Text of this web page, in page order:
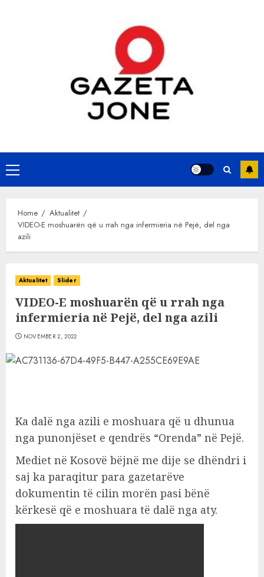
Primary
Menu
Home
Aktualitet
VIDEO-E moshuarën që u rrah nga infermieria në Pejë, del nga
azili
Aktualitet Slider
VIDEO-E moshuarën që u rrah nga
infermieria në Pejë, del nga azili
NOVEMBER 2, 2022
Ka dalë nga azili e moshuara që u dhunua
nga punonjëset e qendrës “Orenda” në Pejë.
Mediet në Kosovë bëjnë me dije se dhëndri i
saj ka paraqitur para gazetarëve
dokumentin të cilin morën pasi bënë
kërkesë që e moshuara të dalë nga aty.